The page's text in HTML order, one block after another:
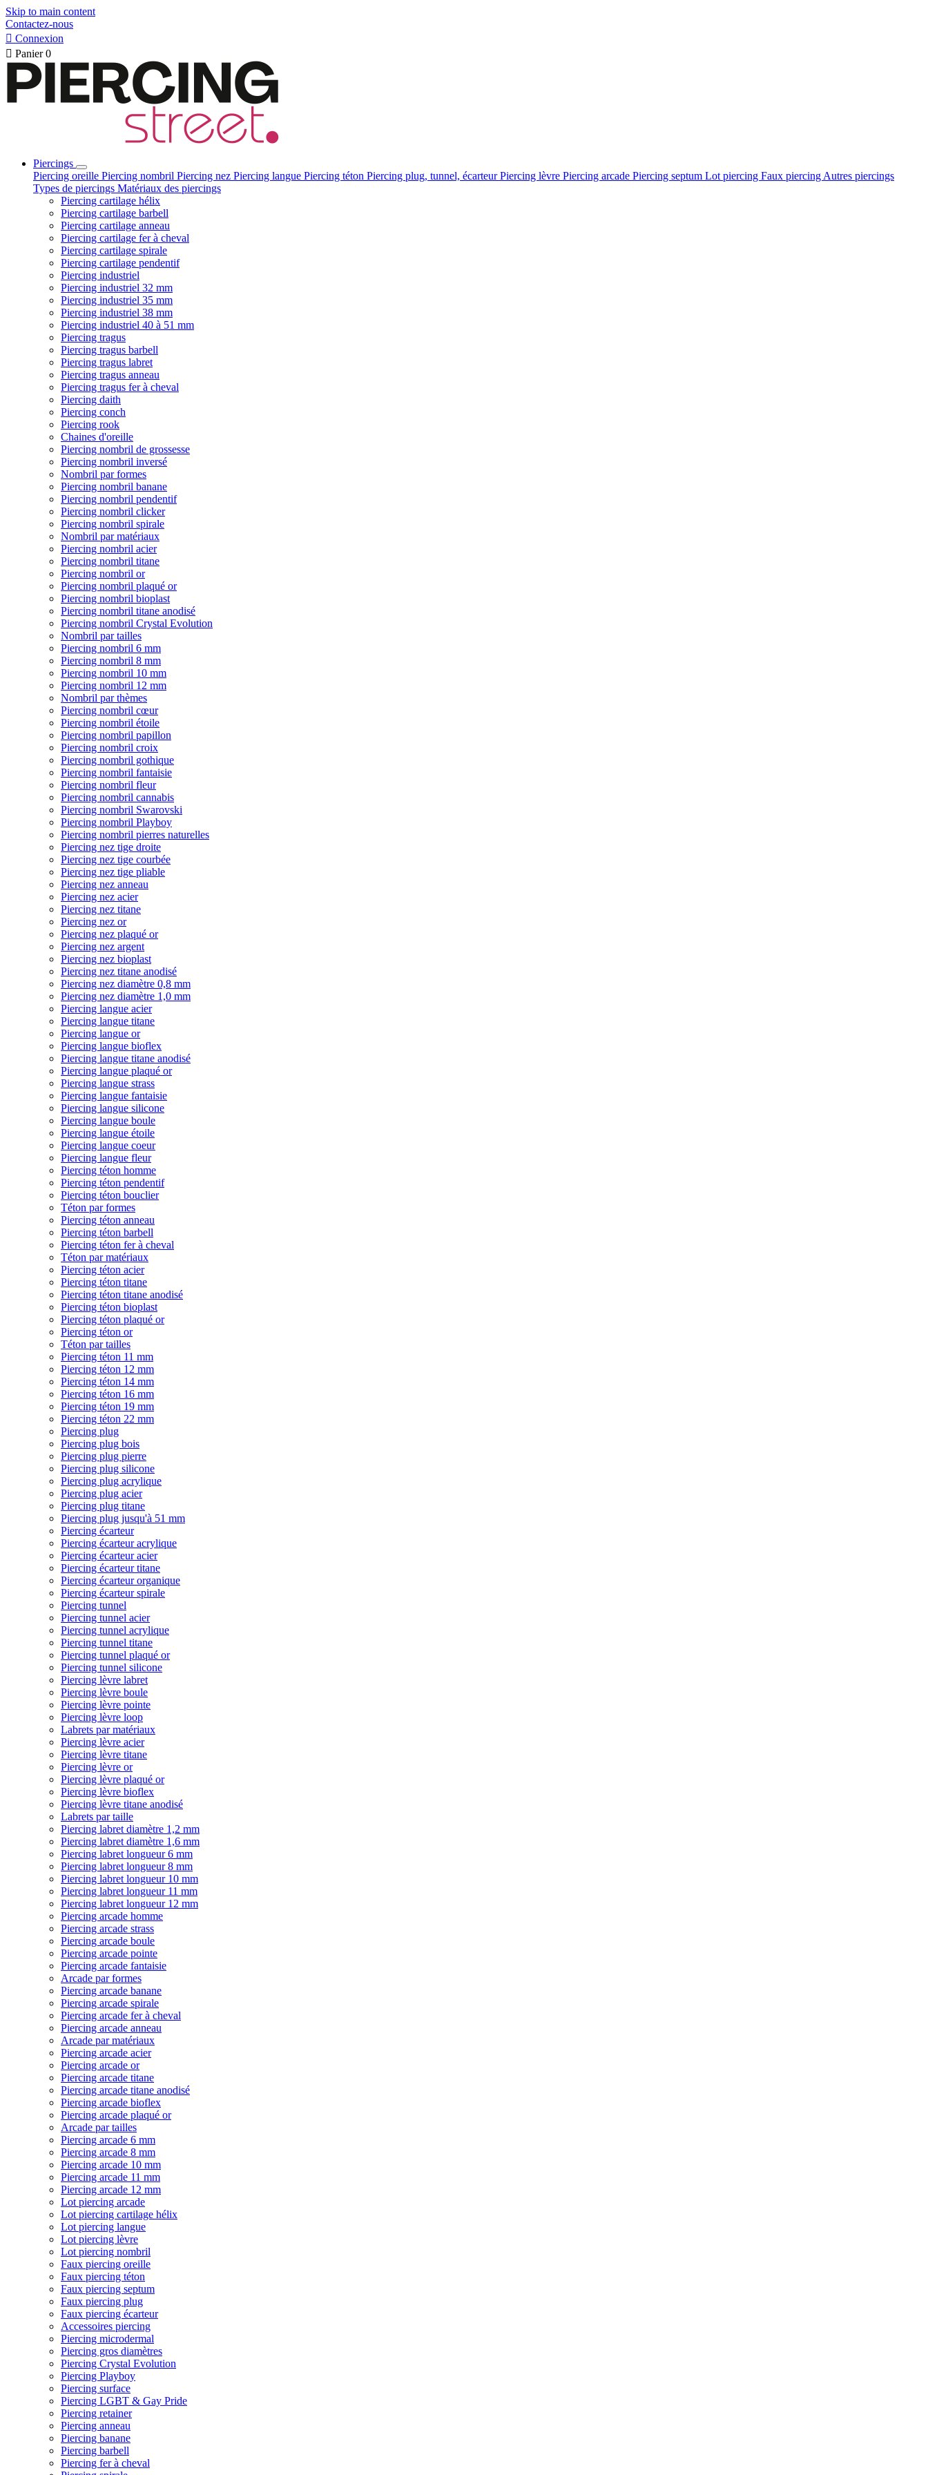
Skip to main content
Contactez-nous
 Connexion
 Panier 0
Piercings
Piercing oreille Piercing nombril Piercing nez Piercing langue Piercing téton Piercing plug, tunnel, écarteurPiercing lèvre Piercing arcade Piercing septum Lot piercing Faux piercing Autres piercings
Types de piercings Matériaux des piercings
Piercing cartilage hélix
Piercing cartilage barbell
Piercing cartilage anneau
Piercing cartilage fer à cheval
Piercing cartilage spirale
Piercing cartilage pendentif
Piercing industriel
Piercing industriel 32 mm
Piercing industriel 35 mm
Piercing industriel 38 mm
Piercing industriel 40 à 51 mm
Piercing tragus
Piercing tragus barbell
Piercing tragus labret
Piercing tragus anneau
Piercing tragus fer à cheval
Piercing daith
Piercing conch
Piercing rook
Chaines d'oreille
Piercing nombril de grossesse
Piercing nombril inversé
Nombril par formes
Piercing nombril banane
Piercing nombril pendentif
Piercing nombril clicker
Piercing nombril spirale
Nombril par matériaux
Piercing nombril acier
Piercing nombril titane
Piercing nombril or
Piercing nombril plaqué or
Piercing nombril bioplast
Piercing nombril titane anodisé
Piercing nombril Crystal Evolution
Nombril par tailles
Piercing nombril 6 mm
Piercing nombril 8 mm
Piercing nombril 10 mm
Piercing nombril 12 mm
Nombril par thèmes
Piercing nombril cœur
Piercing nombril étoile
Piercing nombril papillon
Piercing nombril croix
Piercing nombril gothique
Piercing nombril fantaisie
Piercing nombril fleur
Piercing nombril cannabis
Piercing nombril Swarovski
Piercing nombril Playboy
Piercing nombril pierres naturelles
Piercing nez tige droite
Piercing nez tige courbée
Piercing nez tige pliable
Piercing nez anneau
Piercing nez acier
Piercing nez titane
Piercing nez or
Piercing nez plaqué or
Piercing nez argent
Piercing nez bioplast
Piercing nez titane anodisé
Piercing nez diamètre 0,8 mm
Piercing nez diamètre 1,0 mm
Piercing langue acier
Piercing langue titane
Piercing langue or
Piercing langue bioflex
Piercing langue titane anodisé
Piercing langue plaqué or
Piercing langue strass
Piercing langue fantaisie
Piercing langue silicone
Piercing langue boule
Piercing langue étoile
Piercing langue coeur
Piercing langue fleur
Piercing téton homme
Piercing téton pendentif
Piercing téton bouclier
Téton par formes
Piercing téton anneau
Piercing téton barbell
Piercing téton fer à cheval
Téton par matériaux
Piercing téton acier
Piercing téton titane
Piercing téton titane anodisé
Piercing téton bioplast
Piercing téton plaqué or
Piercing téton or
Téton par tailles
Piercing téton 11 mm
Piercing téton 12 mm
Piercing téton 14 mm
Piercing téton 16 mm
Piercing téton 19 mm
Piercing téton 22 mm
Piercing plug
Piercing plug bois
Piercing plug pierre
Piercing plug silicone
Piercing plug acrylique
Piercing plug acier
Piercing plug titane
Piercing plug jusqu'à 51 mm
Piercing écarteur
Piercing écarteur acrylique
Piercing écarteur acier
Piercing écarteur titane
Piercing écarteur organique
Piercing écarteur spirale
Piercing tunnel
Piercing tunnel acier
Piercing tunnel acrylique
Piercing tunnel titane
Piercing tunnel plaqué or
Piercing tunnel silicone
Piercing lèvre labret
Piercing lèvre boule
Piercing lèvre pointe
Piercing lèvre loop
Labrets par matériaux
Piercing lèvre acier
Piercing lèvre titane
Piercing lèvre or
Piercing lèvre plaqué or
Piercing lèvre bioflex
Piercing lèvre titane anodisé
Labrets par taille
Piercing labret diamètre 1,2 mm
Piercing labret diamètre 1,6 mm
Piercing labret longueur 6 mm
Piercing labret longueur 8 mm
Piercing labret longueur 10 mm
Piercing labret longueur 11 mm
Piercing labret longueur 12 mm
Piercing arcade homme
Piercing arcade strass
Piercing arcade boule
Piercing arcade pointe
Piercing arcade fantaisie
Arcade par formes
Piercing arcade banane
Piercing arcade spirale
Piercing arcade fer à cheval
Piercing arcade anneau
Arcade par matériaux
Piercing arcade acier
Piercing arcade or
Piercing arcade titane
Piercing arcade titane anodisé
Piercing arcade bioflex
Piercing arcade plaqué or
Arcade par tailles
Piercing arcade 6 mm
Piercing arcade 8 mm
Piercing arcade 10 mm
Piercing arcade 11 mm
Piercing arcade 12 mm
Lot piercing arcade
Lot piercing cartilage hélix
Lot piercing langue
Lot piercing lèvre
Lot piercing nombril
Faux piercing oreille
Faux piercing téton
Faux piercing septum
Faux piercing plug
Faux piercing écarteur
Accessoires piercing
Piercing microdermal
Piercing gros diamètres
Piercing Crystal Evolution
Piercing Playboy
Piercing surface
Piercing LGBT & Gay Pride
Piercing retainer
Piercing anneau
Piercing banane
Piercing barbell
Piercing fer à cheval